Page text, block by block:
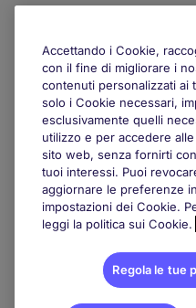
Accettando i Cookie,
con il fine di migliorare i
contenuti personalizzati ai
solo i Cookie necessari,
esclusivamente quelli
utilizzo e per accedere
sito web, senza fornirti
tuoi interessi. Puoi
aggiornare le preferenze
impostazioni dei Cookie.
leggi la politica sui Cookie.
Regola le tue